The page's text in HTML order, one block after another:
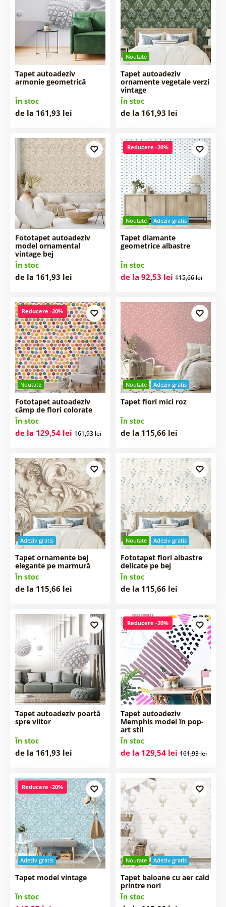
Tapet autoadeziv
armonie geometrică
În stoc
de la 161,93 lei
Noutate
Tapet autoadeziv
ornamente vegetale verzi
vintage
În stoc
de la 161,93 lei
Fototapet autoadeziv
model ornamental
vintage bej
În stoc
de la 161,93 lei
Noutate Adeziv gratis
Reducere -20%
Tapet diamante
geometrice albastre
În stoc
de la 92,53 lei 115,66 lei
Noutate
Reducere -20%
Fototapet autoadeziv
câmp de flori colorate
În stoc
de la 129,54 lei 161,93 lei
Noutate Adeziv gratis
Tapet flori mici roz
În stoc
de la 115,66 lei
Adeziv gratis
Tapet ornamente bej
elegante pe marmură
În stoc
de la 115,66 lei
Noutate Adeziv gratis
Fototapet flori albastre
delicate pe bej
În stoc
de la 115,66 lei
Tapet autoadeziv poartă
spre viitor
În stoc
de la 161,93 lei
Reducere -20%
Tapet autoadeziv
Memphis model în pop-
art stil
În stoc
de la 129,54 lei 161,93 lei
Adeziv gratis
Reducere -20%
Tapet model vintage
În stoc
Noutate Adeziv gratis
Tapet baloane cu aer cald
printre nori
În stoc